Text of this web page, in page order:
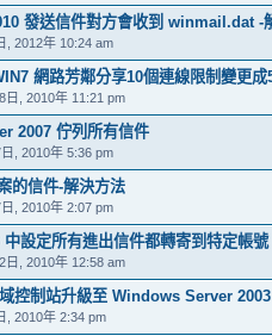
發送信件對方會收到 winmail.dat -
, 2012年 10:24 am
網路芳鄰分享10個連線限制變更成
日, 2010年 11:21 pm
2007 佇列所有信件
, 2010年 5:36 pm
的信件-解決方法
, 2010年 2:07 pm
設定所有進出信件都轉寄到特定帳號
日, 2010年 12:58 am
控制站升級至 Windows Server 2003
, 2010年 2:34 pm